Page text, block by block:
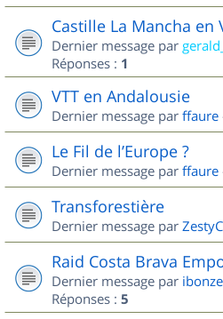
Castille La Mancha en
Dernier message par
Réponses : 1
VTT en Andalousie
Dernier message par ffaure
Le Fil de l’Europe ?
Dernier message par ffaure
Transforestière
Dernier message par
Raid Costa Brava
Dernier message par ibonze
Réponses : 5